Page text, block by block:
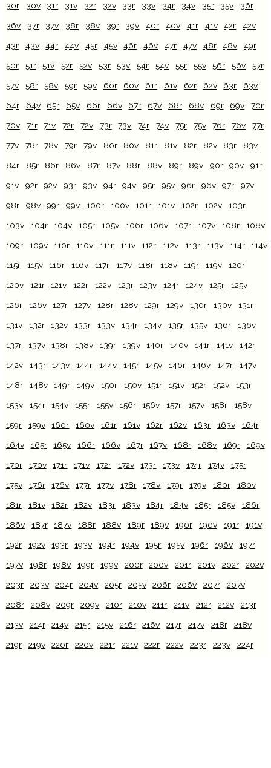
30r 30v 31r 31v 32r 32v 33r 33v 34r 34v 35r 35v 36r
36v 37r 37v 38r 38v 39r 39v 40r 40v 41r 41v 42r 42v
43r 43v 44r 44v 45r 45v 46r 46v 47r 47v 48r 48v 49r
50r 51r 51v 52r 52v 53r 53v 54r 54v 55r 55v 56r 56v 57r
57v 58r 58v 59r 59v 60r 60v 61r 61v 62r 62v 63r 63v
64r 64v 65r 65v 66r 66v 67r 67v 68r 68v 69r 69v 70r
70v 71r 71v 72r 72v 73r 73v 74r 74v 75r 75v 76r 76v 77r
77v 78r 78v 79r 79v 80r 80v 81r 81v 82r 82v 83r 83v
84r 85r 86r 86v 87r 87v 88r 88v 89r 89v 90r 90v 91r
91v 92r 92v 93r 93v 94r 94v 95r 95v 96r 96v 97r 97v
98r 98v 99r 99v 100r 100v 101r 101v 102r 102v 103r
103v 104r 104v 105r 105v 106r 106v 107r 107v 108r 108v
109r 109v 110r 110v 111r 111v 112r 112v 113r 113v 114r 114v
115r 115v 116r 116v 117r 117v 118r 118v 119r 119v 120r
120v 121r 121v 122r 122v 123r 123v 124r 124v 125r 125v
126r 126v 127r 127v 128r 128v 129r 129v 130r 130v 131r
131v 132r 132v 133r 133v 134r 134v 135r 135v 136r 136v
137r 137v 138r 138v 139r 139v 140r 140v 141r 141v 142r
142v 143r 143v 144r 144v 145r 145v 146r 146v 147r 147v
148r 148v 149r 149v 150r 150v 151r 151v 152r 152v 153r
153v 154r 154v 155r 155v 156r 156v 157r 157v 158r 158v
159r 159v 160r 160v 161r 161v 162r 162v 163r 163v 164r
164v 165r 165v 166r 166v 167r 167v 168r 168v 169r 169v
170r 170v 171r 171v 172r 172v 173r 173v 174r 174v 175r
175v 176r 176v 177r 177v 178r 178v 179r 179v 180r 180v
181r 181v 182r 182v 183r 183v 184r 184v 185r 185v 186r
186v 187r 187v 188r 188v 189r 189v 190r 190v 191r 191v
192r 192v 193r 193v 194r 194v 195r 195v 196r 196v 197r
197v 198r 198v 199r 199v 200r 200v 201r 201v 202r 202v
203r 203v 204r 204v 205r 205v 206r 206v 207r 207v
208r 208v 209r 209v 210r 210v 211r 211v 212r 212v 213r
213v 214r 214v 215r 215v 216r 216v 217r 217v 218r 218v
219r 219v 220r 220v 221r 221v 222r 222v 223r 223v 224r